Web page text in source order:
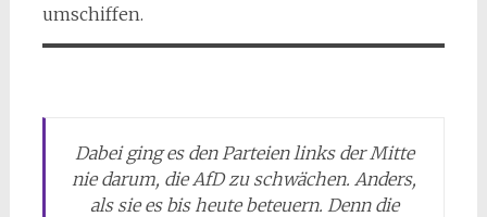
umschiffen.
Dabei ging es den Parteien links der Mitte
nie darum, die AfD zu schwächen. Anders,
als sie es bis heute beteuern. Denn die